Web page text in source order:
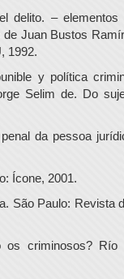
delito. – elementos
de Juan Bustos
1992.
y política
Selim de. Do
da pessoa
Ícone, 2001.
São Paulo: Revista
os criminosos? Río